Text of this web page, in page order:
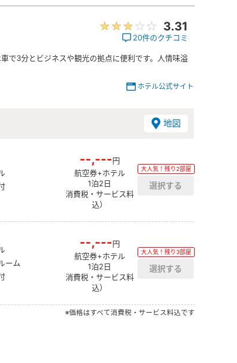
3.31
20件のクチコミ
で3分とビジネスや観光の拠点に便利です。人情味溢
ホテル公式サイト
地図
--,---円
航空券+ホテル
1泊2日
消費税・サービス料
込）
大人気！残り2部屋
ーム
--,---円
航空券+ホテル
1泊2日
消費税・サービス料
込）
大人気！残り3部屋
※価格はすべて消費税・サービス料込です